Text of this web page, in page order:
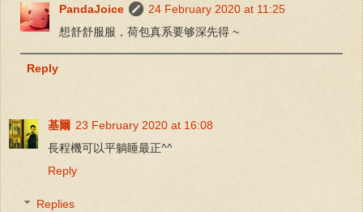
PandaJoice
24 February 2020 at 11:25
想舒舒服服，荷包真系要够深先得 ~
Reply
基爾 23 February 2020 at 16:08
長程機可以平躺睡最正^^
Reply
Replies